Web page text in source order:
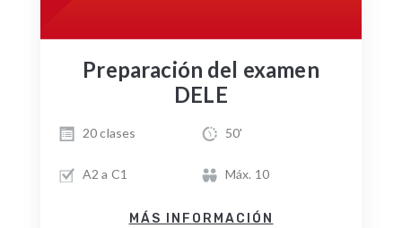
Preparación del examen
DELE
20 clases 50'
A2 a C1 Máx. 10
MÁS INFORMACIÓN